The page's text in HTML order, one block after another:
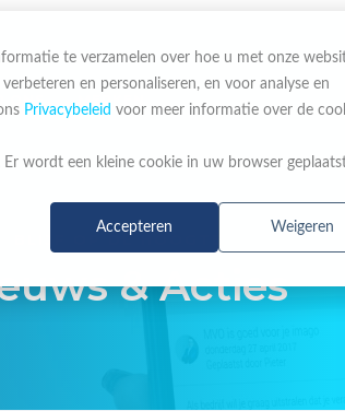
te verzamelen over hoe u met onze
en personaliseren, en voor analyse en
Privacybeleid voor meer informatie over de
wordt een kleine cookie in uw browser
Accepteren Weigeren
ONS MERKEN NIEUWS & ACTIES
BLIJF OP DE HOOGTE
& Acties